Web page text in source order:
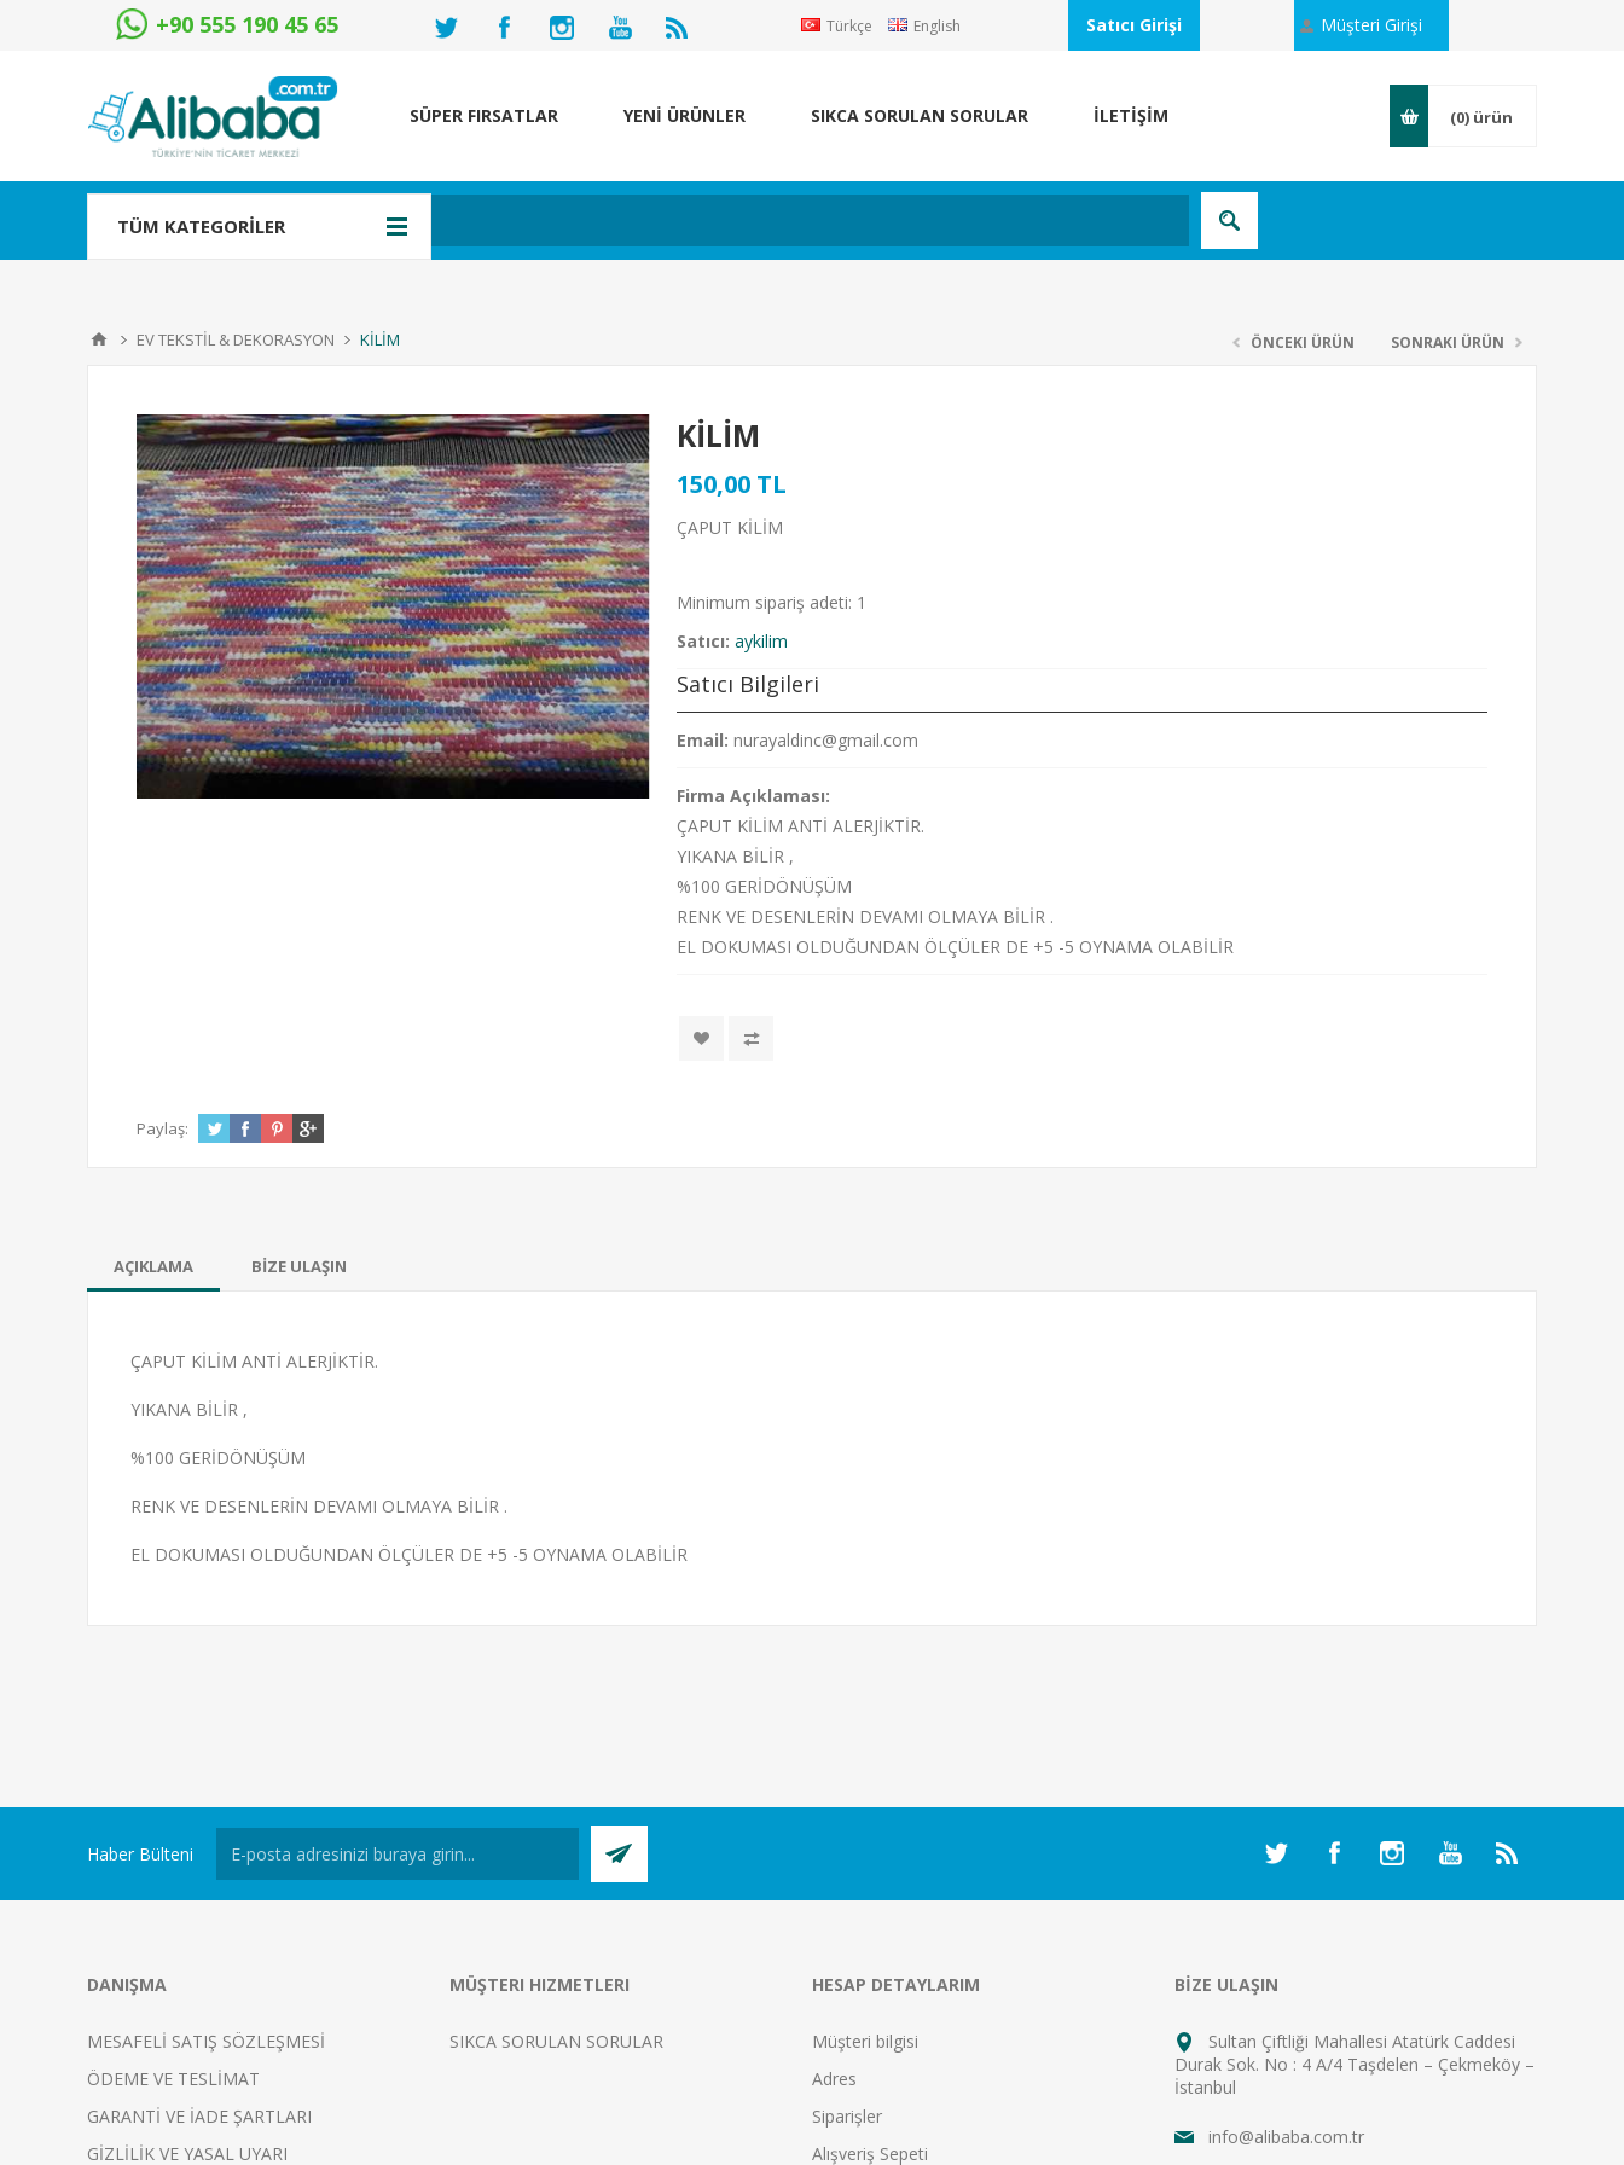
+90 555 190 45 65 Türkçe English Satıcı Girişi Müşteri Girişi
SÜPER FIRSATLAR YENİ ÜRÜNLER SIKCA SORULAN SORULAR İLETİŞİM (0) ürün
TÜM KATEGORİLER
EV TEKSTİL & DEKORASYON KİLİM ÖNCEKI ÜRÜN SONRAKI ÜRÜN
KİLİM
150,00 TL
ÇAPUT KİLİM
Minimum sipariş adeti: 1
Satıcı: aykilim
Satıcı Bilgileri
Email: nurayaldinc@gmail.com
Firma Açıklaması:
ÇAPUT KİLİM ANTİ ALERJİKTİR.
YIKANA BİLİR ,
%100 GERİDÖNÜŞÜM
RENK VE DESENLERİN DEVAMI OLMAYA BİLİR .
EL DOKUMASI OLDUĞUNDAN ÖLÇÜLER DE +5 -5 OYNAMA OLABİLİR
Paylaş:
AÇIKLAMA BİZE ULAŞIN
ÇAPUT KİLİM ANTİ ALERJİKTİR.
YIKANA BİLİR ,
%100 GERİDÖNÜŞÜM
RENK VE DESENLERİN DEVAMI OLMAYA BİLİR .
EL DOKUMASI OLDUĞUNDAN ÖLÇÜLER DE +5 -5 OYNAMA OLABİLİR
Haber Bülteni
DANIŞMA
MESAFELİ SATIŞ SÖZLEŞMESİ
ÖDEME VE TESLİMAT
GARANTİ VE İADE ŞARTLARI
GİZLİLİK VE YASAL UYARI
MÜŞTERI HIZMETLERI
SIKCA SORULAN SORULAR
HESAP DETAYLARIM
Müşteri bilgisi
Adres
Siparişler
Alışveriş Sepeti
BİZE ULAŞIN
Sultan Çiftliği Mahallesi Atatürk Caddesi
Durak Sok. No : 4 A/4 Taşdelen – Çekmeköy –
İstanbul
info@alibaba.com.tr